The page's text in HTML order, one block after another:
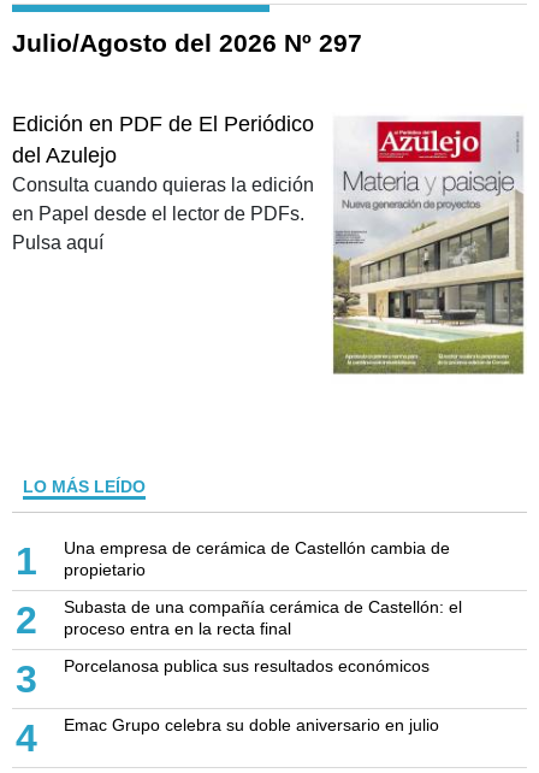
Julio/Agosto del 2026 Nº 297
Edición en PDF de El Periódico
del Azulejo
Consulta cuando quieras la edición
en Papel desde el lector de PDFs.
Pulsa aquí
LO MÁS LEÍDO
1
Una empresa de cerámica de Castellón cambia de
propietario
2
Subasta de una compañía cerámica de Castellón: el
proceso entra en la recta final
3 Porcelanosa publica sus resultados económicos
4 Emac Grupo celebra su doble aniversario en julio